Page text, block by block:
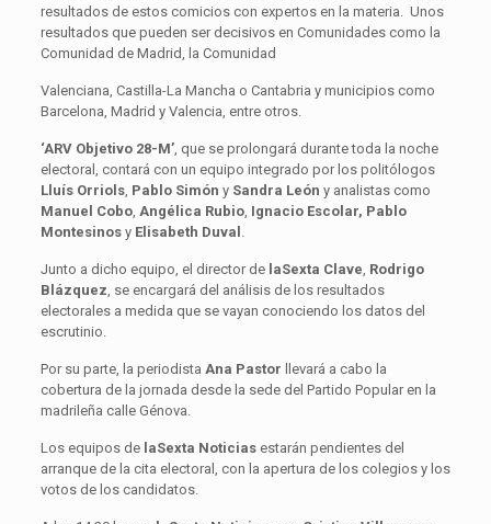
resultados de estos comicios con expertos en la materia. Unos
resultados que pueden ser decisivos en Comunidades como la
Comunidad de Madrid, la Comunidad
Valenciana, Castilla-La Mancha o Cantabria y municipios como
Barcelona, Madrid y Valencia, entre otros.
‘ARV Objetivo 28-M’, que se prolongará durante toda la noche
electoral,
contará con un equipo integrado por los politólogos
Lluís Orriols, Pablo Simón y Sandra León y analistas como
Manuel Cobo, Angélica Rubio, Ignacio Escolar, Pablo
Montesinos yElisabeth Duval
Junto a dicho equipo, el director de laSexta Clave Rodrigo
Blázquez , se encargará del análisis de los resultados
electorales a medida que se vayan conociendo los datos del
escrutinio.
Por su parte, la periodista Ana Pastor llevará a cabo la
cobertura de la jornada desde la sede del Partido Popular en la
madrileña calle Génova.
Los equipos de laSexta Noticiasestarán pendientes del
arranque de la cita electoral, con la apertura de los colegios y los
votos de los candidatos.